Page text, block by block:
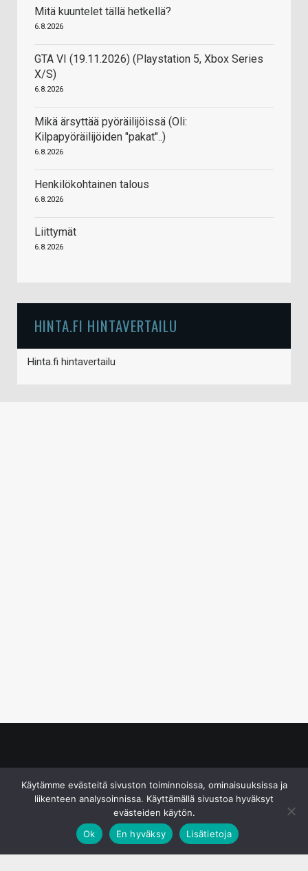
Mitä kuuntelet tällä hetkellä?
6.8.2026
GTA VI (19.11.2026) (Playstation 5, Xbox Series
X/S)
6.8.2026
Mikä ärsyttää pyöräilijöissä (Oli:
Kilpapyöräilijöiden "pakat"..)
6.8.2026
Henkilökohtainen talous
6.8.2026
Liittymät
6.8.2026
HINTA.FI HINTAVERTAILU
Hinta.fi hintavertailu
Käytämme evästeitä sivuston toiminnoissa, ominaisuuksissa ja
liikenteen analysoinnissa. Käyttämällä sivustoa hyväksyt
evästeiden käytön.
Ok
En hyväksy Lisätietoja